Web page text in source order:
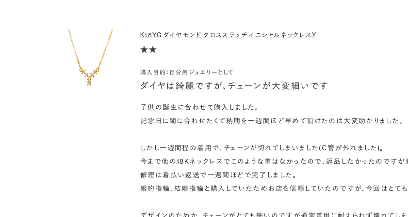
K18YG ダイヤモンド クロスステッチ イニシャルネックレスY
購入目的：自分用ジュエリーとして
ダイヤは綺麗ですが、チェーンが大変細いです
子供の誕生に合わせて購入しました。
記念日に間に合わせたくて納期を一週間ほど早めて頂けたのは大変助かりました。
しかし一週間程の着用で、チェーンが切れてしまいました(Ｃ管が外れました)。
今まで他の18Kネックレスでこのような事はなかったので、返品したかったのですが
修理は着払い返送で一週間ほどで完了しました。
婚約指輪、結婚指輪と購入していたためお店を信頼していたのですが、今回はとても